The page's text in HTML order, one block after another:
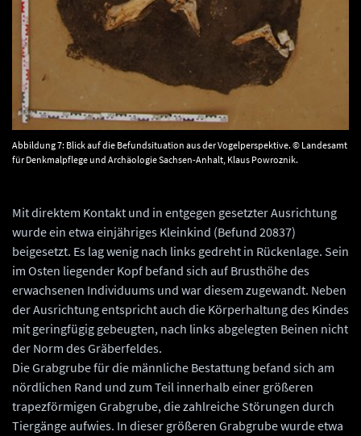
Abbildung 7: Blick auf die Befundsituation aus der Vogelperspektive. © Landesamt
für Denkmalpflege und Archäologie Sachsen-Anhalt, Klaus Powroznik.
Mit direktem Kontakt und in entgegen gesetzter Ausrichtung
wurde ein etwa einjähriges Kleinkind (Befund 20837)
beigesetzt. Es lag wenig nach links gedreht in Rückenlage. Sein
im Osten liegender Kopf befand sich auf Brusthöhe des
erwachsenen Individuums und war diesem zugewandt. Neben
der Ausrichtung entspricht auch die Körperhaltung des Kindes
mit geringfügig gebeugten, nach links abgelegten Beinen nicht
der Norm des Gräberfeldes.
Die Grabgrube für die männliche Bestattung befand sich am
nördlichen Rand und zum Teil innerhalb einer größeren
trapezförmigen Grabgrube, die zahlreiche Störungen durch
Tiergänge aufwies. In dieser größeren Grabgrube wurde etwa